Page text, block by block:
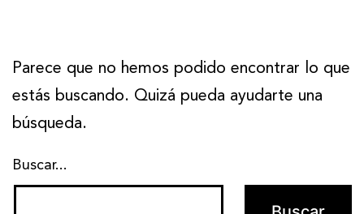
Parece que no hemos podido encontrar lo que
estás buscando. Quizá pueda ayudarte una
búsqueda.
Buscar...